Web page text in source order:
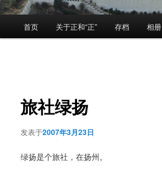
首页 关于正和“正” 存档 相册
旅社绿扬
发表于2007年3月23日
绿扬是个旅社，在扬州。